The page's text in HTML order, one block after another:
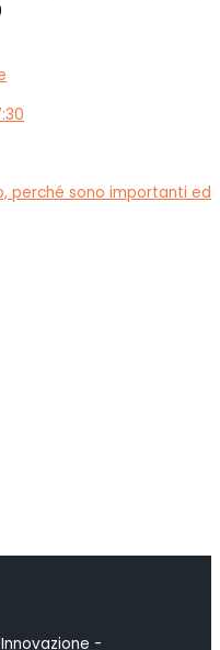
perché sono importanti ed